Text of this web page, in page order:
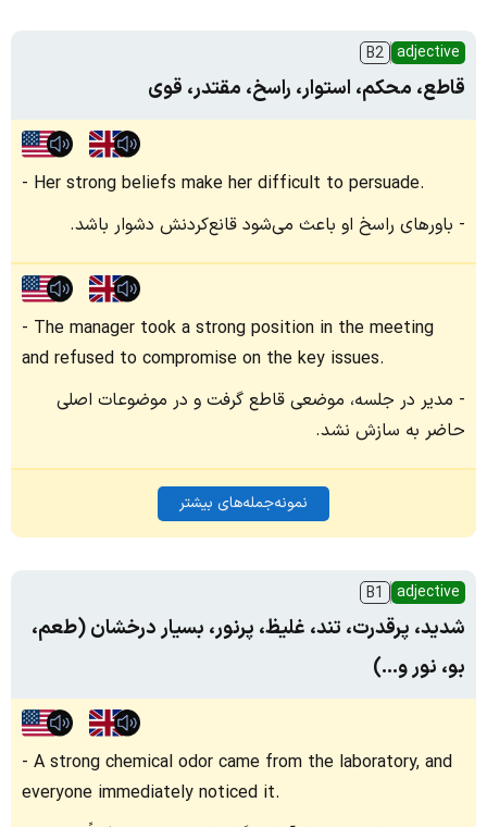
adjective
B2
قاطع، محکم، استوار، راسخ، مقتدر، قوی
Her strong beliefs make her difficult to persuade.
باورهای راسخ او باعث می‌شود قانع‌کردنش دشوار باشد.
The manager took a strong position in the meeting
and refused to compromise on the key issues.
مدیر در جلسه، موضعی قاطع گرفت و در موضوعات اصلی
حاضر به سازش نشد.
نمونه‌جمله‌های بیشتر
adjective
B1
شدید، پرقدرت، تند، غلیظ، پرنور، بسیار درخشان (طعم،
بو، نور و...)
A strong chemical odor came from the laboratory, and
everyone immediately noticed it.